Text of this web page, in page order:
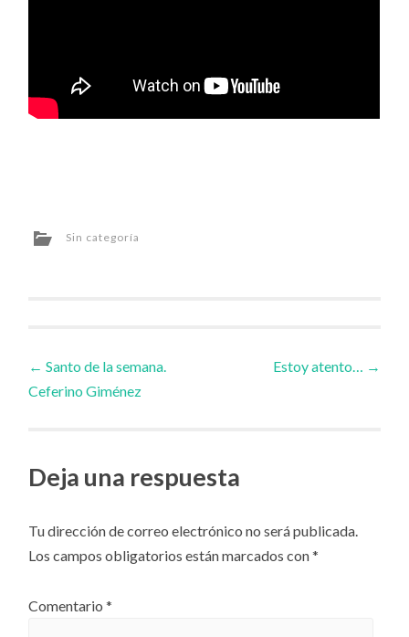
Sin categoría
Navegador
artículos
← Santo de la semana.
Ceferino Giménez
Estoy atento… →
Deja una respuesta
Tu dirección de correo electrónico no será publicada.
Los campos obligatorios están marcados con*
Comentario*